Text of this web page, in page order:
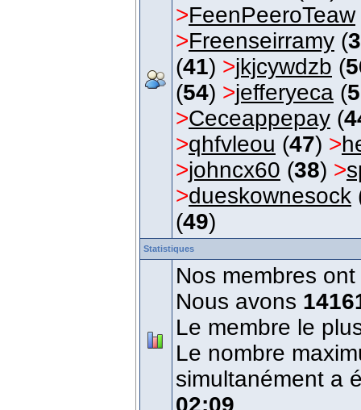
>FeenPeeroTeaw
>Freenseirramy (
(41) >jkjcywdzb (
(54) >jefferyeca (
>Ceceappepay (
>qhfvleou (47) >
>johncx60 (38) >
>dueskownesock
(49)
Statistiques
Nos membres
Nous avons
Le membre le
Le nombre
simultanément a
02:09